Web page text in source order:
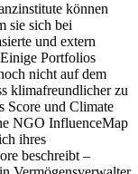
können
sie sich bei
und extern
Portfolios
nicht auf dem
klimafreundlicher zu
Score und Climate
NGO InfluenceMap
ihres
beschreibt –